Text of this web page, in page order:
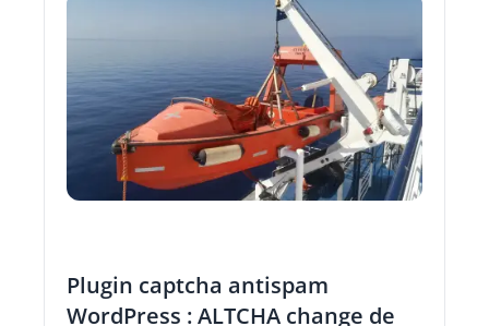
Plugin captcha antispam
WordPress : ALTCHA change de